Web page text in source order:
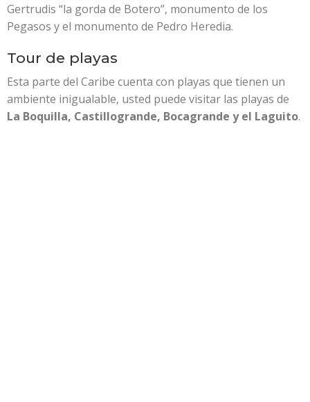
Gertrudis “la gorda de Botero”, monumento de los
Pegasos y el monumento de Pedro Heredia.
Tour de playas
Esta parte del Caribe cuenta con playas que tienen un
ambiente inigualable, usted puede visitar las playas de
La Boquilla, Castillogrande, Bocagrande y el Laguito.